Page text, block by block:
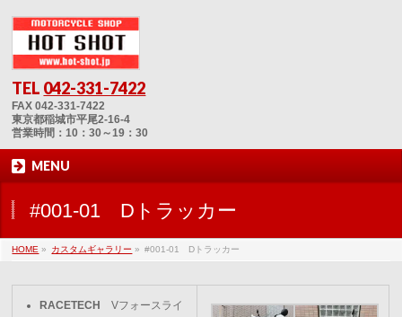
TEL 042-331-7422
FAX 042-331-7422
東京都稲城市平尾2-16-4
営業時間：10：30～19：30
MENU
#001-01 Dトラッカー
HOME » カスタムギャラリー » #001-01 Dトラッカー
RACETECHVフォースライ